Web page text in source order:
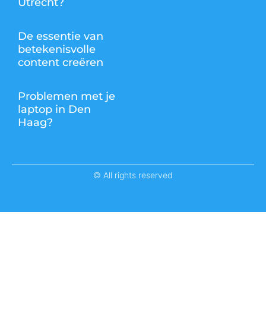
De essentie van
betekenisvolle
content creëren
Problemen met je
laptop in Den
Haag?
© All rights reserved